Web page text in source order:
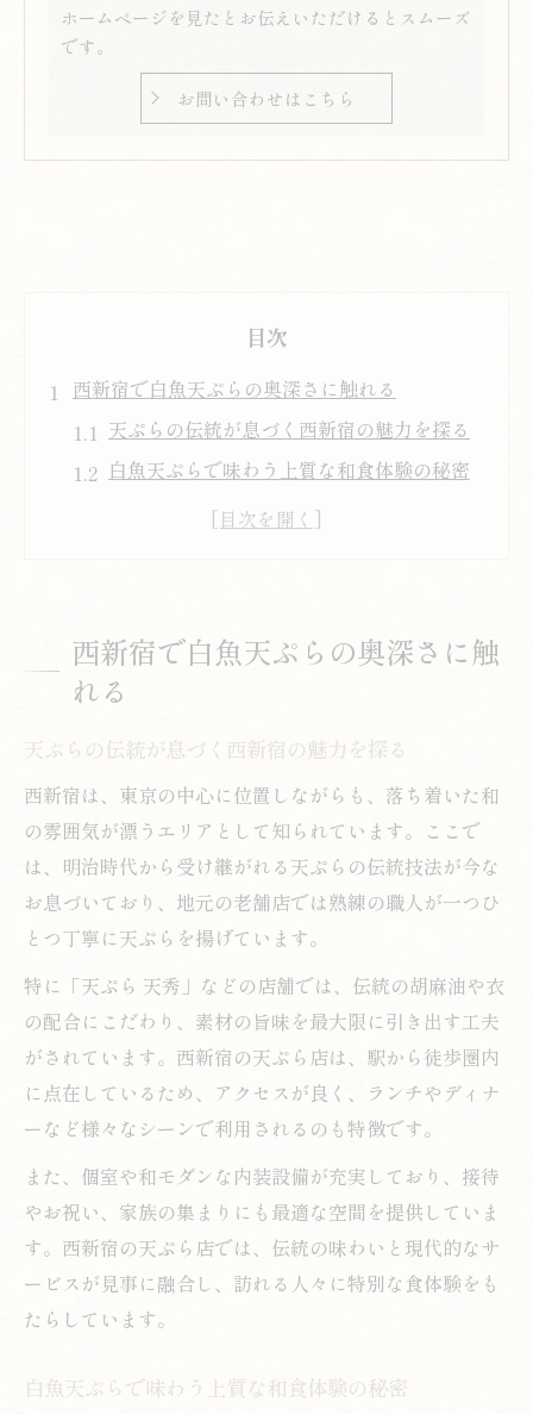
ホームページを見たとお伝えいただけるとスムーズ
です。
お問い合わせはこちら
目次
西新宿で白魚天ぷらの奥深さに触れる
天ぷらの伝統が息づく西新宿の魅力を探る
白魚天ぷらで味わう上質な和食体験の秘密
新宿ならではの天ぷらの楽しみ方と旬の食
口コミで評判の天ぷら体験を西新宿で実感
繊細な白魚の天ぷらがもたらす贅沢な体験
白魚天ぷらの繊細な衣と旨みの魅力を解説
天ぷらの職人技が光る西新宿のおすすめ体
験
白魚を天ぷらで味わう贅沢な時間の過ごし
方
天ぷら好きが選ぶ西新宿の上質な白魚の理
口コミで広がる白魚天ぷらの美味しさを検
証
天ぷら好き必見の西新宿白魚の魅力案内
天ぷら通も納得の西新宿白魚の選び方ポイ
ント
白魚天ぷらの新たな魅力を西新宿で体験す
る
天ぷらと白魚の上品な味わいを味わう方法
西新宿エリアで見つける天ぷらの楽しみ方
介
西新宿で白魚天ぷらの奥深さに触
れる
天ぷらの伝統が息づく西新宿の魅力を探る
西新宿は、東京の中心に位置しながらも、落ち着いた和
の雰囲気が漂うエリアとして知られています。ここで
は、明治時代から受け継がれる天ぷらの伝統技法が今な
お息づいており、地元の老舗店では熟練の職人が一つひ
とつ丁寧に天ぷらを揚げています。
特に「天ぷら 天秀」などの店舗では、伝統の胡麻油や衣
の配合にこだわり、素材の旨味を最大限に引き出す工夫
がされています。西新宿の天ぷら店は、駅から徒歩圏内
に点在しているため、アクセスが良く、ランチやディナ
ーなど様々なシーンで利用されるのも特徴です。
また、個室や和モダンな内装設備が充実しており、接待
やお祝い、家族の集まりにも最適な空間を提供していま
す。西新宿の天ぷら店では、伝統の味わいと現代的なサ
ービスが見事に融合し、訪れる人々に特別な食体験をも
たらしています。
白魚天ぷらで味わう上質な和食体験の秘密